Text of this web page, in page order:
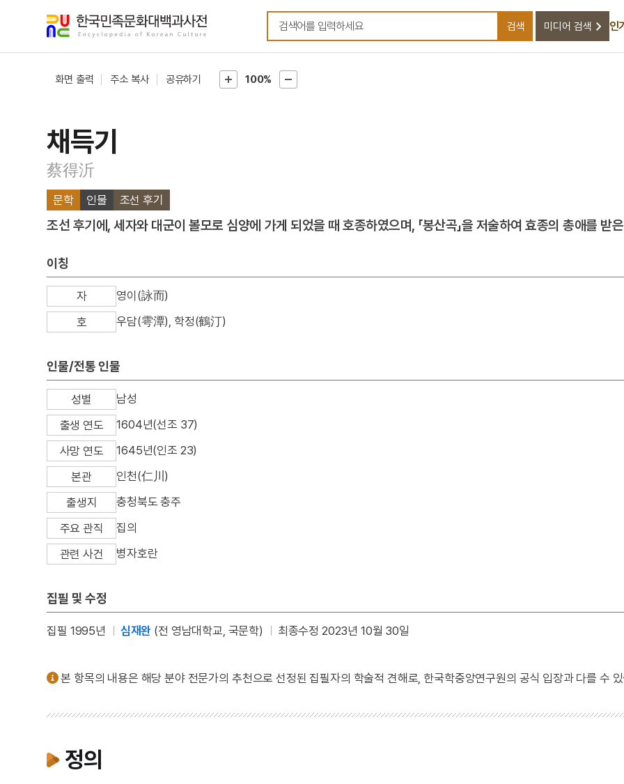
검색어를 입력하세요
검색 미디어 검색 인
화면 출력 주소 복사 공유하기 100%
채득기
蔡得沂
문학 인물 조선 후기
조선 후기에, 세자와 대군이 볼모로 심양에 가게 되었을 때 호종하였으며, 「봉산곡」을 저술하여 효종의 총애를 받
이칭
자
영이(詠而)
호
우담(雩潭), 학정(鶴汀)
인물/전통 인물
성별
남성
출생 연도
1604년(선조 37)
사망 연도
1645년(인조 23)
본관
인천(仁川)
출생지
충청북도 충주
주요 관직
집의
관련 사건
병자호란
집필 및 수정
집필 1995년 심재완 (전 영남대학교, 국문학) 최종수정 2023년 10월 30일
본 항목의 내용은 해당 분야 전문가의 추천으로 선정된 집필자의 학술적 견해로, 한국학중앙연구원의 공식 입장과 다를 수
정의